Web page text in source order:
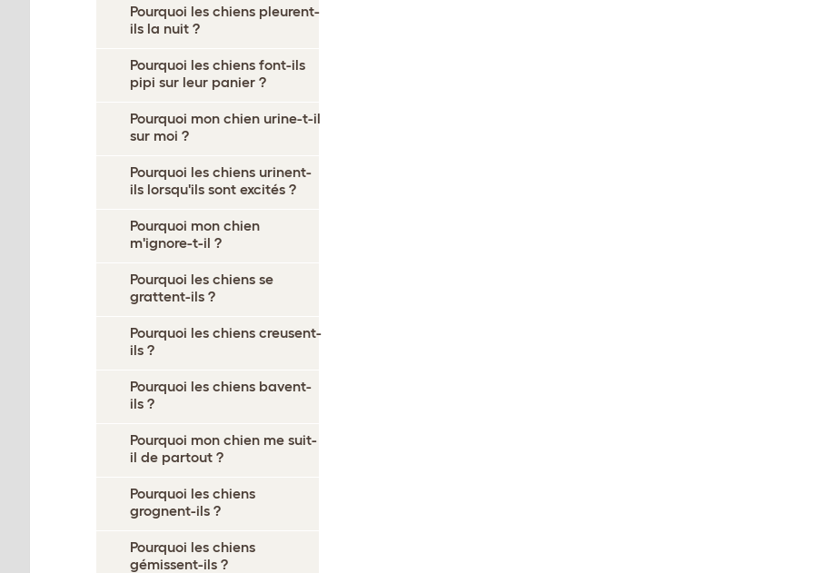
Pourquoi les chiens pleurent-
ils la nuit ?
Pourquoi les chiens font-ils
pipi sur leur panier ?
Pourquoi mon chien urine-t-il
sur moi ?
Pourquoi les chiens urinent-
ils lorsqu'ils sont excités ?
Pourquoi mon chien
m'ignore-t-il ?
Pourquoi les chiens se
grattent-ils ?
Pourquoi les chiens creusent-
ils ?
Pourquoi les chiens bavent-
ils ?
Pourquoi mon chien me suit-
il de partout ?
Pourquoi les chiens
grognent-ils ?
Pourquoi les chiens
gémissent-ils ?